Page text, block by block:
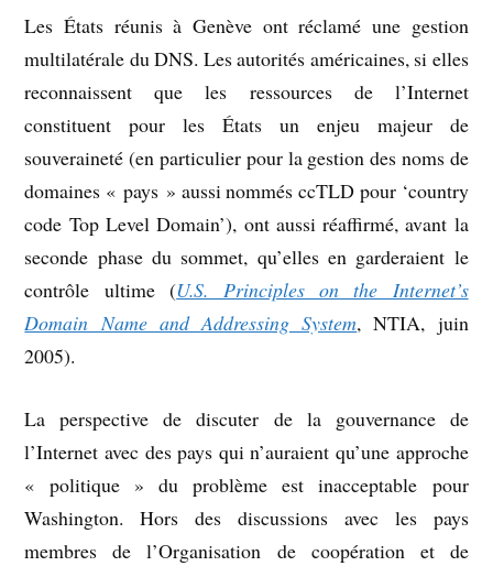
Les États réunis à Genève ont réclamé une gestion
multilatérale du DNS. Les autorités américaines, si elles
reconnaissent que les ressources de l’Internet
constituent pour les États un enjeu majeur de
souveraineté (en particulier pour la gestion des noms de
domaines « pays » aussi nommés ccTLD pour ‘country
code Top Level Domain’), ont aussi réaffirmé, avant la
seconde phase du sommet, qu’elles en garderaient le
contrôle ultime (U.S. Principles on the Internet’s
Domain Name and Addressing System, NTIA, juin
2005).
La perspective de discuter de la gouvernance de
l’Internet avec des pays qui n’auraient qu’une approche
« politique » du problème est inacceptable pour
Washington. Hors des discussions avec les pays
membres de l’Organisation de coopération et de